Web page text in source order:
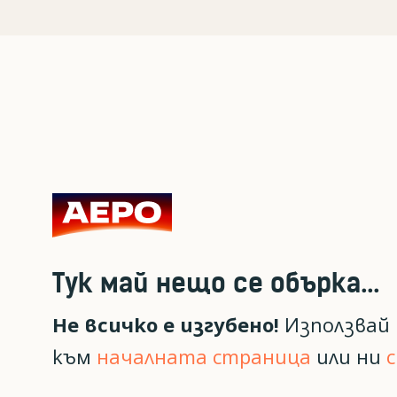
Тук май нещо се обърка...
Не всичко е изгубено!
към началната страница или ни